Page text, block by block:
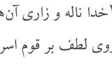
خدا ناله و زاری آن
لطف بر قوم